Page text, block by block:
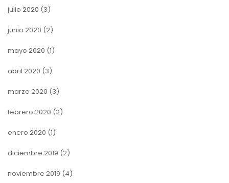
julio 2020 (3)
junio 2020 (2)
mayo 2020 (1)
abril 2020 (3)
marzo 2020 (3)
febrero 2020 (2)
enero 2020 (1)
diciembre 2019 (2)
noviembre 2019 (4)